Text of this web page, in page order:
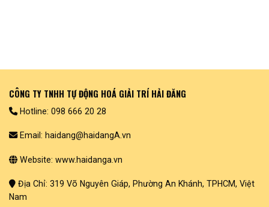
CÔNG TY TNHH TỰ ĐỘNG HOÁ GIẢI TRÍ HẢI ĐĂNG
Hotline: 098 666 20 28
Email: haidang@haidangA.vn
Website: www.haidanga.vn
Địa Chỉ: 319 Võ Nguyên Giáp, Phường An Khánh, TPHCM, Việt
Nam